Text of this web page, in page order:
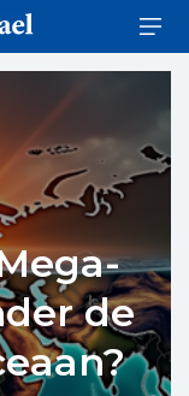
de